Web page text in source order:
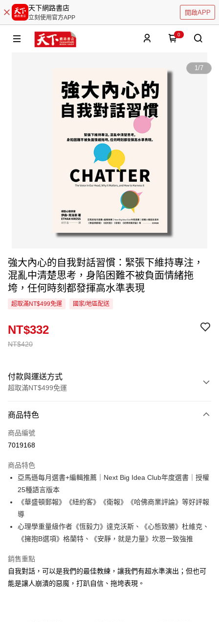
天下網路書店
立刻使用官方APP
開啟APP
0
1/7
強大內心的自我對話習慣：緊張下維持專注，
混亂中清楚思考，身陷困難不被負面情緒拖
垮，任何時刻都發揮高水準表現
超取滿NT$499免運 國家/地區配送
NT$420
NT$332
付款與運送方式
超取滿NT$499免運
信用卡一次付款
超商取貨付款
Apple Pay
街口支付
悠遊付
ATM付款
全家取貨付款
每筆NT$50，滿NT$499(含以上)免運費
商品特色
商品編號
7019168
商品特色
亞馬遜每月選書+編輯推薦｜Next Big Idea Club年度選書｜授權
25種語言版本
《華盛頓郵報》《紐約客》《衛報》《哈佛商業評論》等好評報
導
心理學重量級作者《恆毅力》達克沃斯、《心態致勝》杜維克、
《擁抱B選項》格蘭特、《安靜，就是力量》坎恩一致強推
銷售重點
自我對話，可以是我們的最佳教練，讓我們有超水準演出；但也可
能是讓人崩潰的惡魔，打趴自信、拖垮表現。